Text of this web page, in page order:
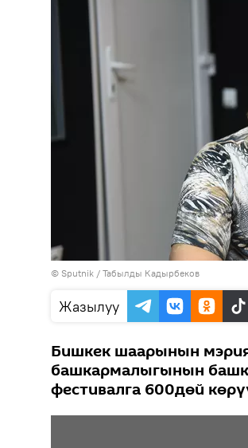
© Sputnik / Табылды Кадырбеков
Жазылуу
Бишкек шаарынын
башкармалыгынын
фестивалга 600дөй